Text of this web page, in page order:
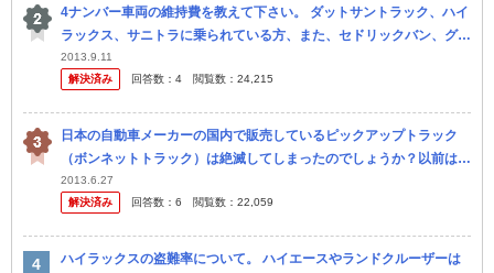
4ナンバー車両の維持費を教えて下さい。 ダットサントラック、ハイ
ラックス、サニトラに乗られている方、また、セドリックバン、グロ
リアバン、クラウンバン、マークⅡバンに乗られている方いました
ら、お...
2013.9.11
解決済み
回答数： 4 閲覧数： 24,215
日本の自動車メーカーの国内で販売しているピックアップトラック
（ボンネットトラック）は絶滅してしまったのでしょうか？以前は三
菱とホンダで販売していたと思うのですが・・・ ご存知の方いらっ
しゃいまし...
2013.6.27
解決済み
回答数： 6 閲覧数： 22,059
ハイラックスの盗難率について。 ハイエースやランドクルーザーは